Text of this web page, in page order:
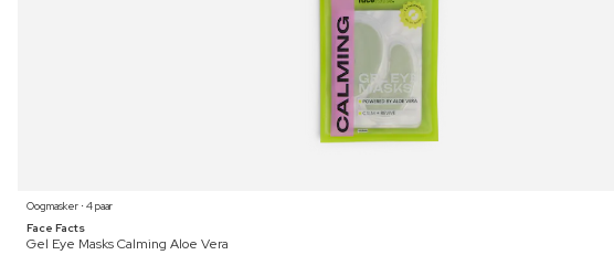
Oogmasker ⋅ 4 paar
Face Facts
Gel Eye Masks Calming Aloe Vera